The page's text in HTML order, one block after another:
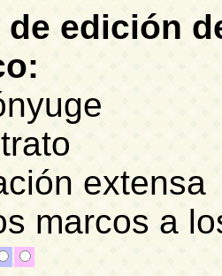
de edición
extensa
marcos a